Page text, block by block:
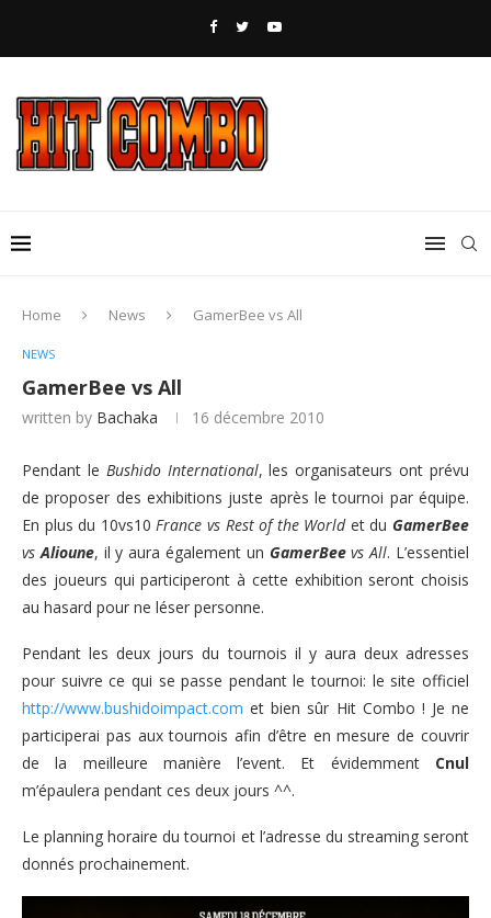
Home News GamerBee vs All
NEWS
GamerBee vs All
written by Bachaka 16 décembre 2010
Pendant le Bushido International, les organisateurs ont prévu
de proposer des exhibitions juste après le tournoi par équipe.
En plus du 10vs10France vs Rest of the Worldet du GamerBee
vsAlioune, il y aura également un GamerBeevs All. L’essentiel
des joueurs qui participeront à cette exhibition seront choisis
au hasard pour ne léser personne.
Pendant les deux jours du tournois il y aura deux adresses
pour suivre ce qui se passe pendant le tournoi: le site officiel
http://www.bushidoimpact.com et bien sûr Hit Combo ! Je ne
participerai pas aux tournois afin d’être en mesure de couvrir
de la meilleure manière l’event. Et évidemment Cnul
m’épaulera pendant ces deux jours ^^.
Le planning horaire du tournoi et l’adresse du streaming seront
donnés prochainement.